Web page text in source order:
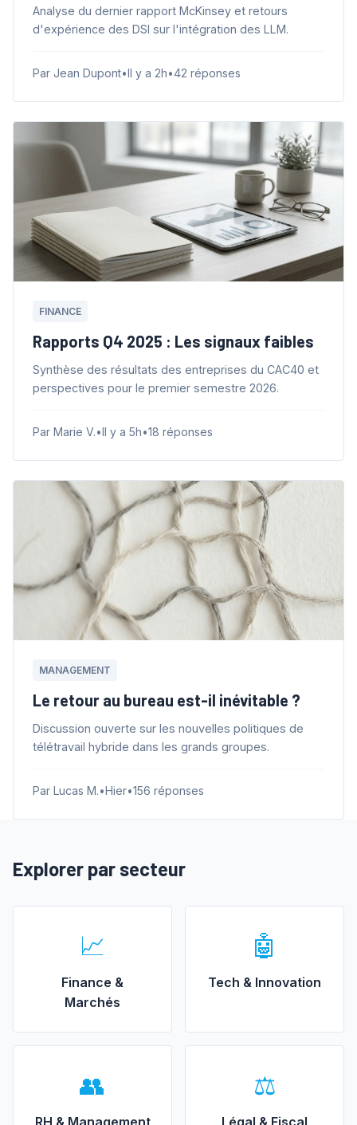
Analyse du dernier rapport McKinsey et retours
d'expérience des DSI sur l'intégration des LLM.
Par Jean Dupont•Il y a 2h•42 réponses
FINANCE
Rapports Q4 2025 : Les signaux faibles
Synthèse des résultats des entreprises du CAC40 et
perspectives pour le premier semestre 2026.
Par Marie V.•Il y a 5h•18 réponses
MANAGEMENT
Le retour au bureau est-il inévitable ?
Discussion ouverte sur les nouvelles politiques de
télétravail hybride dans les grands groupes.
Par Lucas M.•Hier•156 réponses
Explorer par secteur
📈
Finance &
Marchés
🤖
Tech & Innovation
👥
RH & Management
⚖️
Légal & Fiscal